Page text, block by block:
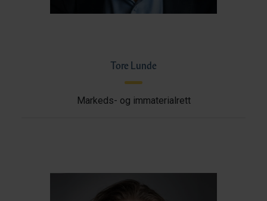
Tore Lunde
Markeds- og immaterialrett